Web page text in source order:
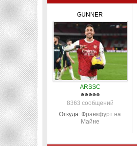
GUNNER
ARSSC
8363 сообщений
Откуда: Франкфурт на
Майне